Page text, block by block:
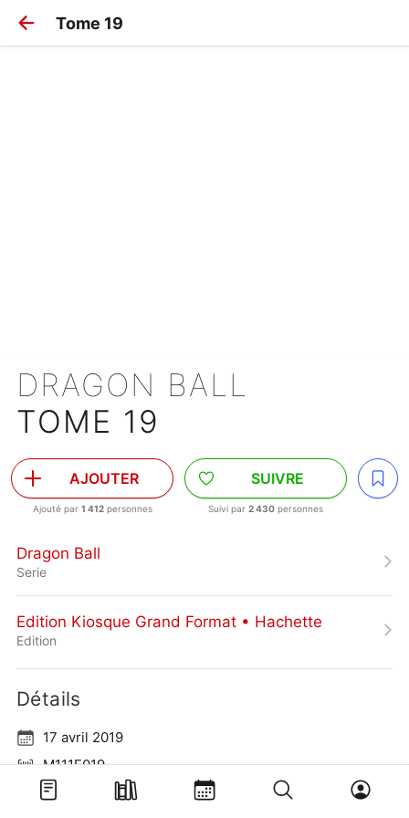
Tome 19
DRAGON BALL
TOME 19
AJOUTER
Ajouté par 1 412personnes
SUIVRE
Suivi par 2 430 personnes
Dragon Ball
Serie
Edition Kiosque Grand Format • Hachette
Edition
Détails
17 avril 2019
M111F019